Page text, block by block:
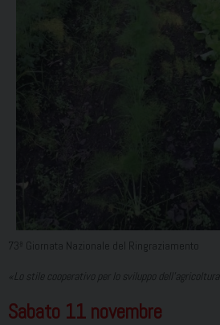
73ª Giornata Nazionale del Ringraziamento
«Lo stile cooperativo per lo sviluppo dell’agricoltura»
Sabato 11 novembre